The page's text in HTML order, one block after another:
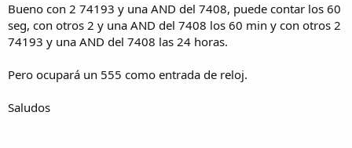
Bueno con 2 74193 y una AND del 7408, puede contar los 60
seg, con otros 2 y una AND del 7408 los 60 min y con otros 2
74193 y una AND del 7408 las 24 horas.
Pero ocupará un 555 como entrada de reloj.
Saludos